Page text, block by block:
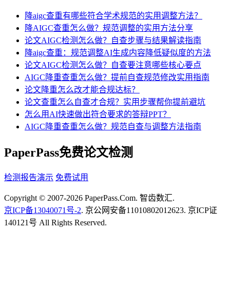
降aigc查重有哪些符合学术规范的实用调整方法？
降AIGC查重怎么做？规范调整的实用方法分享
论文AIGC检测怎么做？自查步骤与结果解读指南
降aigc查重：规范调整AI生成内容降低疑似度的方法
论文AIGC检测怎么做？自查要注意哪些核心要点
AIGC降重查重怎么做？提前自查规范修改实用指南
论文降重怎么改才能合规达标？
论文查重怎么自查才合规？实用步骤帮你提前避坑
怎么用AI快速做出符合要求的答辩PPT？
AIGC降重查重怎么做？规范自查与调整方法指南
PaperPass免费论文检测
检测报告演示 免费试用
Copyright © 2007-2026 PaperPass.Com. 智齿数汇.
京ICP备13040071号-2. 京公网安备11010802012623. 京ICP证
140121号 All Rights Reserved.